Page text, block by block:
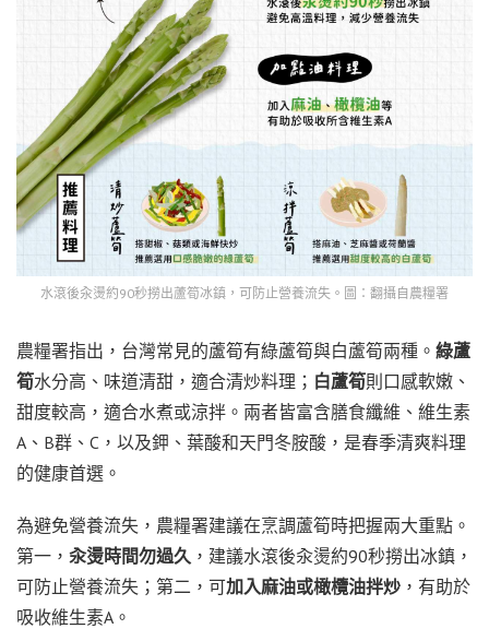
水滾後汆燙約90秒撈出蘆筍冰鎮，可防止營養流失。圖：翻攝自農糧署
農糧署指出，台灣常見的蘆筍有綠蘆筍與白蘆筍兩種。 綠蘆
筍水分高、味道清甜，適合清炒料理； 白蘆筍則口感軟嫩、
甜度較高，適合水煮或涼拌。兩者皆富含膳食纖維、維生素
A、B群、C，以及鉀、葉酸和天門冬胺酸，是春季清爽料理
的健康首選。
為避免營養流失，農糧署建議在烹調蘆筍時把握兩大重點。
第一， 汆燙時間勿過久 ，建議水滾後汆燙約90秒撈出冰鎮，
可防止營養流失；第二，可加入麻油或橄欖油拌炒 ，有助於
吸收維生素A。